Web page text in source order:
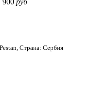
Страна: Сербия